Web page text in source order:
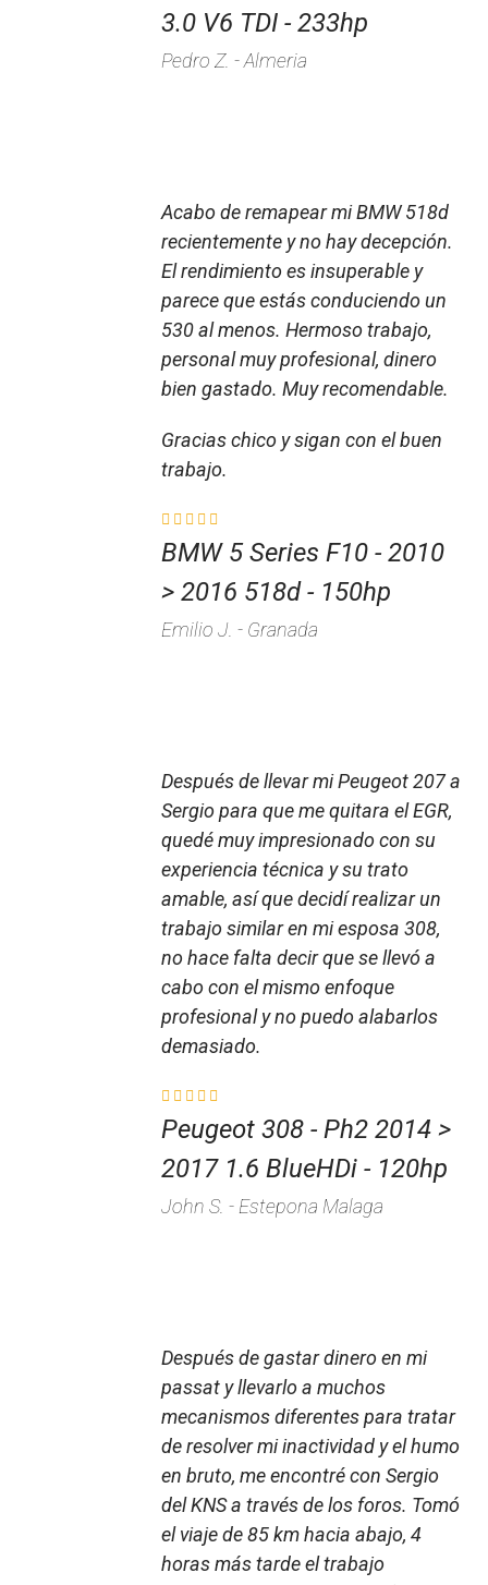
3.0 V6 TDI - 233hp
Pedro Z. - Almeria
Acabo de remapear mi BMW 518d
recientemente y no hay decepción.
El rendimiento es insuperable y
parece que estás conduciendo un
530 al menos. Hermoso trabajo,
personal muy profesional, dinero
bien gastado. Muy recomendable.
Gracias chico y sigan con el buen
trabajo.
BMW 5 Series F10 - 2010
> 2016 518d - 150hp
Emilio J. - Granada
Después de llevar mi Peugeot 207 a
Sergio para que me quitara el EGR,
quedé muy impresionado con su
experiencia técnica y su trato
amable, así que decidí realizar un
trabajo similar en mi esposa 308,
no hace falta decir que se llevó a
cabo con el mismo enfoque
profesional y no puedo alabarlos
demasiado.
Peugeot 308 - Ph2 2014 >
2017 1.6 BlueHDi - 120hp
John S. - Estepona Malaga
Después de gastar dinero en mi
passat y llevarlo a muchos
mecanismos diferentes para tratar
de resolver mi inactividad y el humo
en bruto, me encontré con Sergio
del KNS a través de los foros. Tomó
el viaje de 85 km hacia abajo, 4
horas más tarde el trabajo